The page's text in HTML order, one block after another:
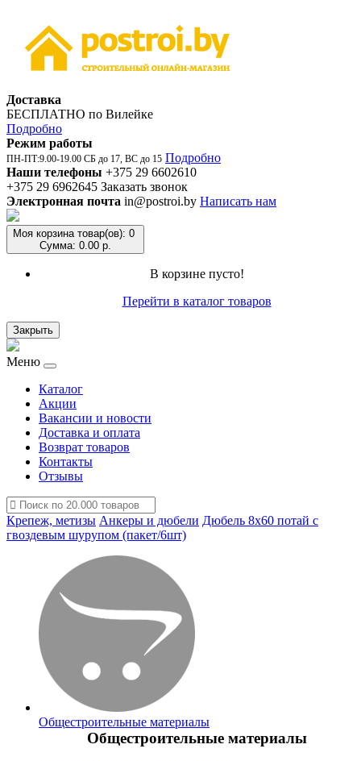
Доставка
БЕСПЛАТНО по Вилейке
Подробно
Режим работы
ПН-ПТ:9.00-19.00 СБ до 17, ВС до 15 Подробно
Наши телефоны +375 29 6602610
+375 29 6962645 Заказать звонок
Электронная почта in@postroi.by Написать нам
Моя корзина товар(ов): 0
Сумма: 0.00 р.
В корзине пусто!
Перейти в каталог товаров
Закрыть
Меню
Каталог
Акции
Вакансии и новости
Доставка и оплата
Возврат товаров
Контакты
Отзывы
Крепеж, метизы Анкеры и дюбели Дюбель 8х60 потай с
гвоздевым шурупом (пакет/6шт)
Общестроительные материалы
Общестроительные материалы